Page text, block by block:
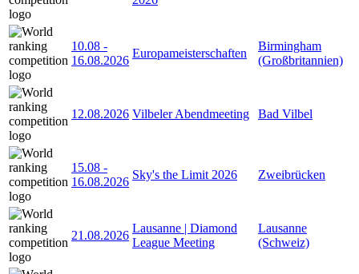
10.08 -
16.08.2026
Europameisterschaften
Birmingham
(Großbritannien)
12.08.2026 Vilbeler Abendmeeting Bad Vilbel
15.08 -
16.08.2026
Sky's the Limit 2026 Zweibrücken
21.08.2026
Lausanne | Diamond
League Meeting
Lausanne
(Schweiz)